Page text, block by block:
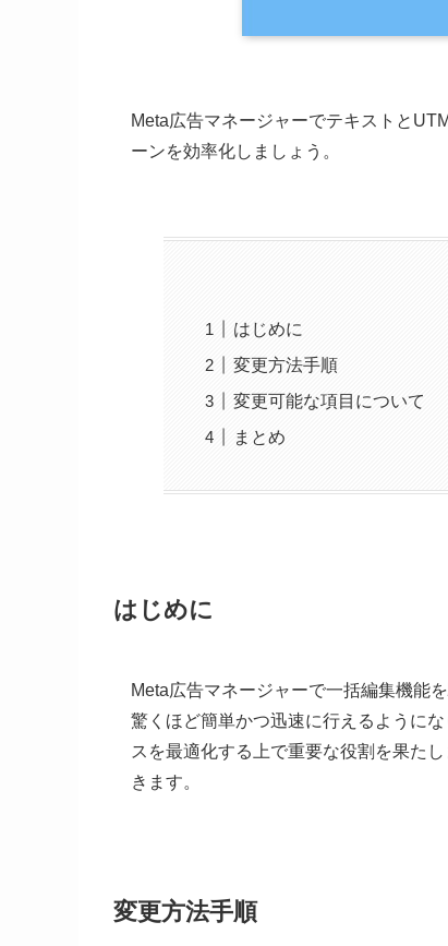
Meta広告マネージャーでテキストと
ーンを効率化しましょう。
はじめに
変更方法手順
変更可能な項目について
まとめ
はじめに
Meta広告マネージャーで一括編集機能
驚くほど簡単かつ迅速に行えるように
スを最適化する上で重要な役割を果た
きます。
変更方法手順